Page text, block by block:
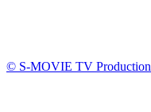
© S-MOVIE TV Production